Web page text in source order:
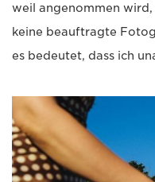
weil angenommen wird,
keine beauftragte
es bedeutet, dass ich